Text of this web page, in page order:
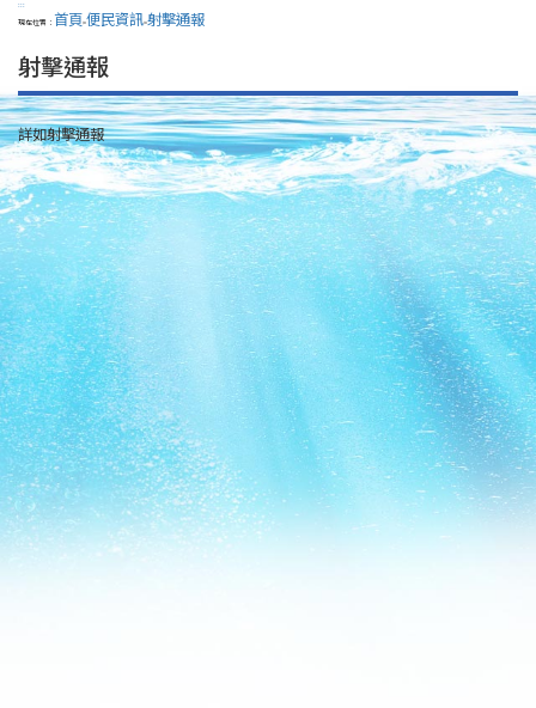
:::
現在位置： 首頁>便民資訊>射擊通報
射擊通報
詳如射擊通報